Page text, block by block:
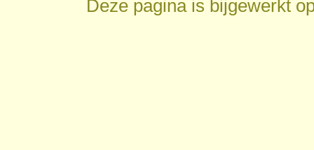
Deze pagina is bijgewerkt